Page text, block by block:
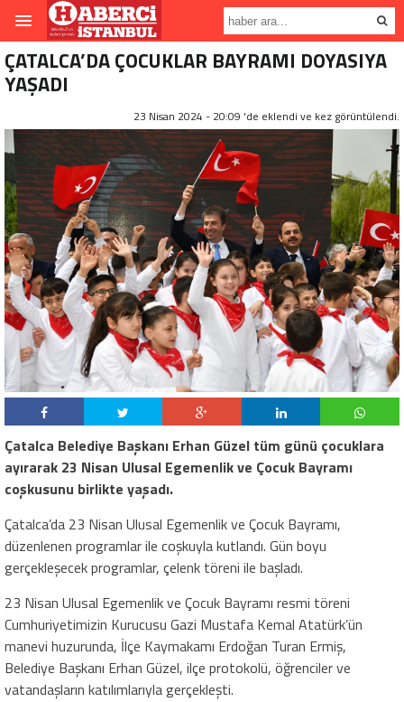
ÇATALCA’DA ÇOCUKLAR BAYRAMI DOYASIYA
YAŞADI
23 Nisan 2024 - 20:09 'de eklendi ve kez görüntülendi.
Çatalca Belediye Başkanı Erhan Güzel tüm günü çocuklara
ayırarak 23 Nisan Ulusal Egemenlik ve Çocuk Bayramı
coşkusunu birlikte yaşadı.
Çatalca’da 23 Nisan Ulusal Egemenlik ve Çocuk Bayramı,
düzenlenen programlar ile coşkuyla kutlandı. Gün boyu
gerçekleşecek programlar, çelenk töreni ile başladı.
23 Nisan Ulusal Egemenlik ve Çocuk Bayramı resmi töreni
Cumhuriyetimizin Kurucusu Gazi Mustafa Kemal Atatürk’ün
manevi huzurunda, İlçe Kaymakamı Erdoğan Turan Ermiş,
Belediye Başkanı Erhan Güzel, ilçe protokolü, öğrenciler ve
vatandaşların katılımlarıyla gerçekleşti.